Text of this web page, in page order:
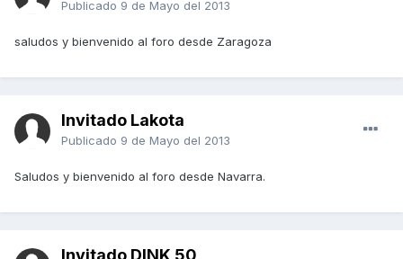
Publicado 9 de Mayo del 2013
saludos y bienvenido al foro desde Zaragoza
Invitado Lakota
Publicado 9 de Mayo del 2013
Saludos y bienvenido al foro desde Navarra.